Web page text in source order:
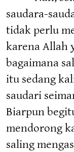
saudara-
tidak perlu
karena Allah
bagaimana
itu sedang
saudari
Biarpun
mendorong
saling